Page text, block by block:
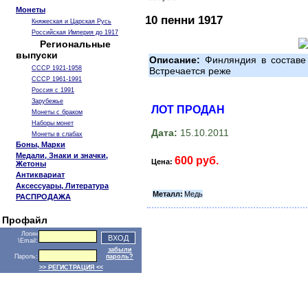
Монеты
Княжеская и Царская Русь
Российская Империя до 1917
Региональные
выпуски
СССР 1921-1958
СССР 1961-1991
Россия с 1991
Зарубежье
Монеты с браком
Наборы монет
Монеты в слабах
Боны, Марки
Медали, Знаки и значки,
Жетоны
Антиквариат
Аксессуары, Литература
РАСПРОДАЖА
Профайл
Логин
\Email:
Пароль:
забыли
пароль?
>> РЕГИСТРАЦИЯ <<
10 пенни 1917
Описание: Финляндия в
Встречается реже
ЛОТ ПРОДАН
Дата: 15.10.2011
Цена: 600 руб.
Металл: Медь